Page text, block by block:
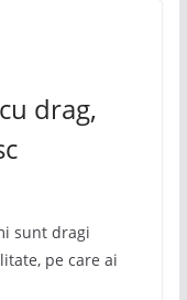
drag,
sunt dragi
pe care ai